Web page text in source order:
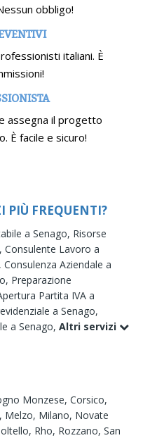
obbligo!
italiani. È
assegna il progetto
È facile e sicuro!
PIÙ FREQUENTI?
a Senago, Risorse
Consulente Lavoro a
Consulenza Aziendale a
Preparazione
Partita IVA a
a Senago,
a Senago, Altri servizi
Monzese, Corsico,
Melzo, Milano, Novate
Rho, Rozzano, San